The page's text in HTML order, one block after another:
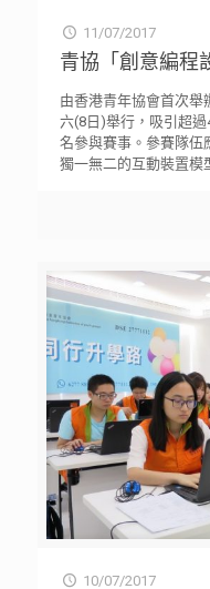
11/07/2017
青協「創意編程
由香港青年協會首次舉
六(8日)舉行，吸引超
名參與賽事。參賽隊伍
獨一無二的互動裝置模
10/07/2017